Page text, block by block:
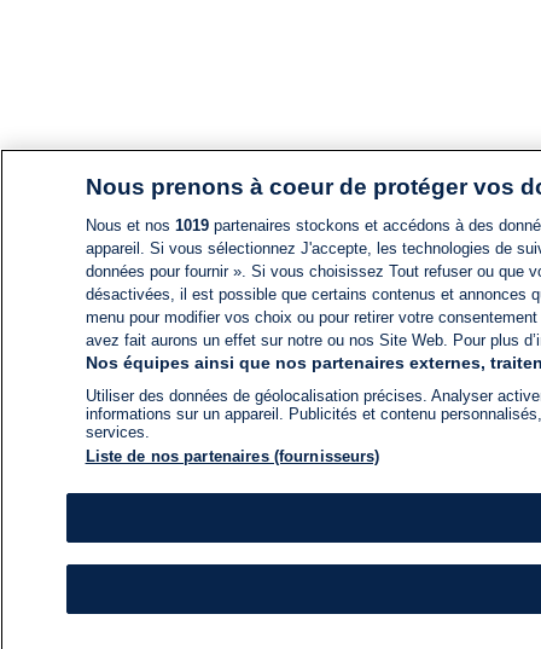
Nous prenons à coeur de protéger vos
Nous et nos 1019partenaires stockons et accédons à des
appareil. Si vous sélectionnez J'accepte, les technologies de
données pour fournir ». Si vous choisissez Tout refuser ou
désactivées, il est possible que certains contenus et annonces
menu pour modifier vos choix ou pour retirer votre
avez fait aurons un effet sur notre ou nos Site Web. Pour plus
Nos équipes ainsi que nos partenaires externes,
Utiliser des données de géolocalisation précises. Analyser
informations sur un appareil. Publicités et contenu
services.
Liste de nos partenaires (fournisseurs)